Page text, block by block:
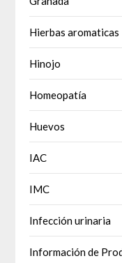
Hierbas aromaticas
Hinojo
Homeopatía
Huevos
IAC
IMC
Infección urinaria
Información de